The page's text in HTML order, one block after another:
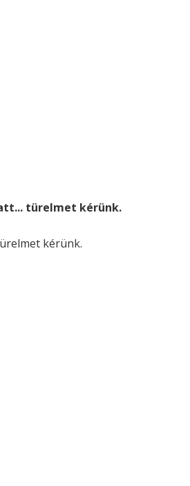
türelmet kérünk.
kérünk.